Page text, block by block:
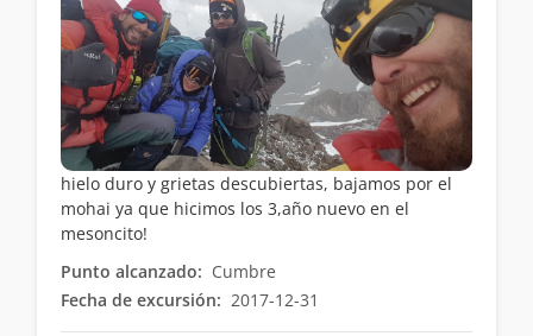
hielo duro y grietas descubiertas, bajamos por el
mohai ya que hicimos los 3,año nuevo en el
mesoncito!
Punto alcanzado: Cumbre
Fecha de excursión: 2017-12-31